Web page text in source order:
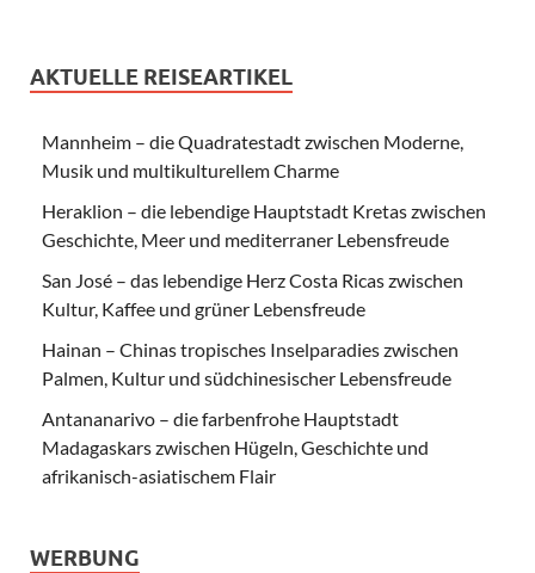
AKTUELLE REISEARTIKEL
Mannheim – die Quadratestadt zwischen Moderne,
Musik und multikulturellem Charme
Heraklion – die lebendige Hauptstadt Kretas zwischen
Geschichte, Meer und mediterraner Lebensfreude
San José – das lebendige Herz Costa Ricas zwischen
Kultur, Kaffee und grüner Lebensfreude
Hainan – Chinas tropisches Inselparadies zwischen
Palmen, Kultur und südchinesischer Lebensfreude
Antananarivo – die farbenfrohe Hauptstadt
Madagaskars zwischen Hügeln, Geschichte und
afrikanisch-asiatischem Flair
WERBUNG